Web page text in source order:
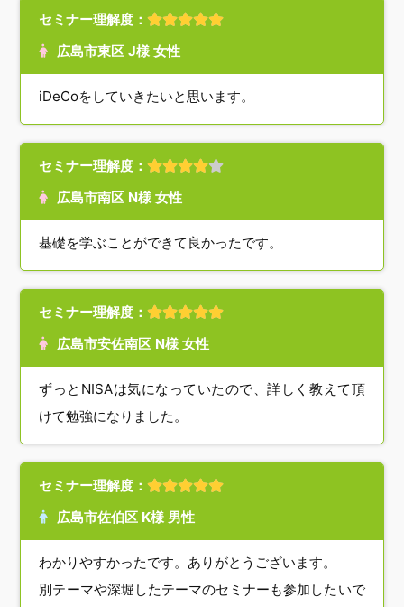
セミナー理解度：
広島市東区 J様 女性
iDeCoをしていきたいと思います。
セミナー理解度：
広島市南区 N様 女性
基礎を学ぶことができて良かったです。
セミナー理解度：
広島市安佐南区 N様 女性
ずっとNISAは気になっていたので、詳しく教えて頂
けて勉強になりました。
セミナー理解度：
広島市佐伯区 K様 男性
わかりやすかったです。ありがとうございます。
別テーマや深堀したテーマのセミナーも参加したいで